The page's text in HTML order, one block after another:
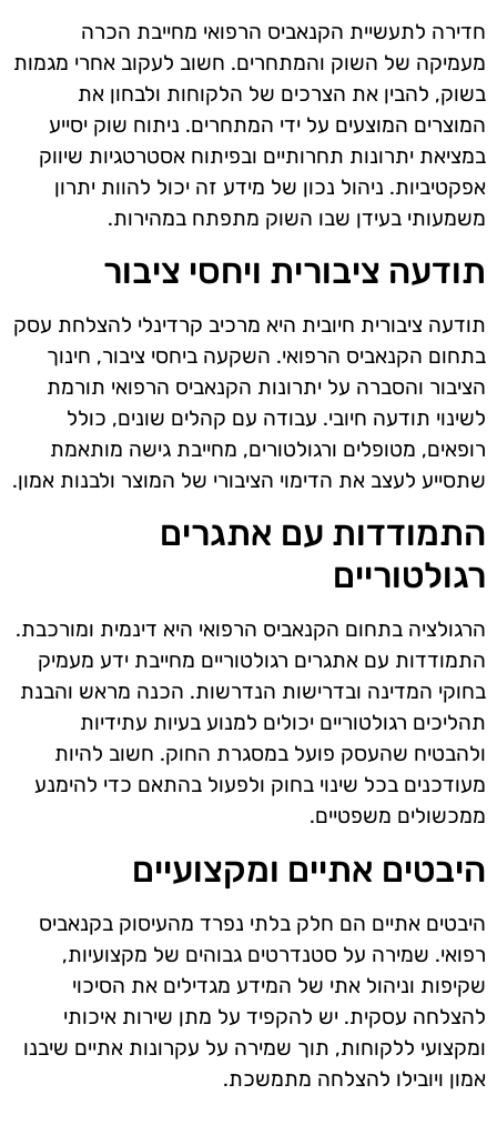
חדירה לתעשיית הקנאביס הרפואי מחייבת הכרה
מעמיקה של השוק והמתחרים. חשוב לעקוב אחרי מגמות
בשוק, להבין את הצרכים של הלקוחות ולבחון את
המוצרים המוצעים על ידי המתחרים. ניתוח שוק יסייע
במציאת יתרונות תחרותיים ובפיתוח אסטרטגיות שיווק
אפקטיביות. ניהול נכון של מידע זה יכול להוות יתרון
משמעותי בעידן שבו השוק מתפתח במהירות.
תודעה ציבורית ויחסי ציבור
תודעה ציבורית חיובית היא מרכיב קרדינלי להצלחת עסק
בתחום הקנאביס הרפואי. השקעה ביחסי ציבור, חינוך
הציבור והסברה על יתרונות הקנאביס הרפואי תורמת
לשינוי תודעה חיובי. עבודה עם קהלים שונים, כולל
רופאים, מטופלים ורגולטורים, מחייבת גישה מותאמת
שתסייע לעצב את הדימוי הציבורי של המוצר ולבנות אמון.
התמודדות עם אתגרים
רגולטוריים
הרגולציה בתחום הקנאביס הרפואי היא דינמית ומורכבת.
התמודדות עם אתגרים רגולטוריים מחייבת ידע מעמיק
בחוקי המדינה ובדרישות הנדרשות. הכנה מראש והבנת
תהליכים רגולטוריים יכולים למנוע בעיות עתידיות
ולהבטיח שהעסק פועל במסגרת החוק. חשוב להיות
מעודכנים בכל שינוי בחוק ולפעול בהתאם כדי להימנע
ממכשולים משפטיים.
היבטים אתיים ומקצועיים
היבטים אתיים הם חלק בלתי נפרד מהעיסוק בקנאביס
רפואי. שמירה על סטנדרטים גבוהים של מקצועיות,
שקיפות וניהול אתי של המידע מגדילים את הסיכוי
להצלחה עסקית. יש להקפיד על מתן שירות איכותי
ומקצועי ללקוחות, תוך שמירה על עקרונות אתיים שיבנו
אמון ויובילו להצלחה מתמשכת.